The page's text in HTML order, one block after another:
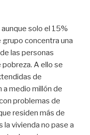
solo el 15%
grupo concentra una
las personas
A ello se
de
medio millón de
problemas de
residen más de
la vivienda no pase a